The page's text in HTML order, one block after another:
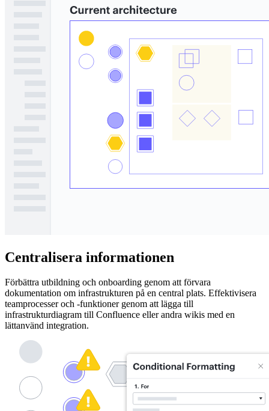
Centralisera informationen
Förbättra utbildning och onboarding genom att förvara
dokumentation om infrastrukturen på en central plats. Effektivisera
teamprocesser och -funktioner genom att lägga till
infrastrukturdiagram till Confluence eller andra wikis med en
lättanvänd integration.